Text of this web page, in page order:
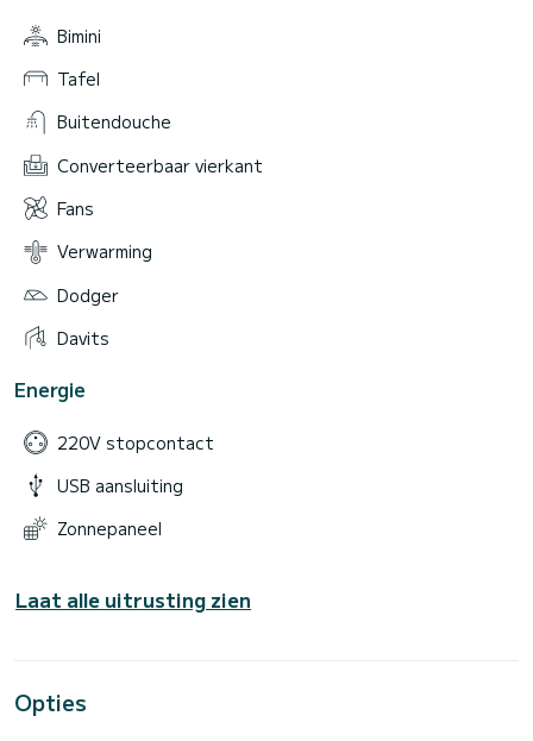
Bimini
Tafel
Buitendouche
Converteerbaar vierkant
Fans
Verwarming
Dodger
Davits
Energie
220V stopcontact
USB aansluiting
Zonnepaneel
Laat alle uitrusting zien
Opties